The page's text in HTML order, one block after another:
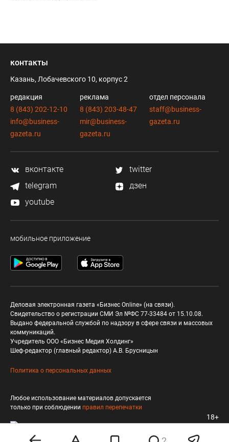
контакты
Казань, Лобачевского 10, корпус 2
редакция
8 (843) 202-12-10
info@business-
gazeta.ru
реклама
8 (843) 203-48-47
mir@business-
gazeta.ru
отдел персонала
staff@business-
gazeta.ru
вконтакте
twitter
telegram
дзен
youtube
мобильное приложение
Деловая электронная газета «Бизнес Online» (на связи).
Свидетельство о регистрации СМИ Эл №ФС 77-33484 от 15.10.08.
Выдано федеральной службой по надзору в сфере связи и массовых
коммуникаций.
Учредитель ООО «Бизнес Медия Холдинг»
Шеф-редактор (главный редактор) А.В. Брусницын
Политика о персональных данных
Любое использование материалов допускается
только при соблюдении правил перепечатки
18+